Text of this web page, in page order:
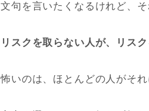
文句を言いたくなるけれど、
リスクを取らない人が、リス
怖いのは、ほとんどの人がそ